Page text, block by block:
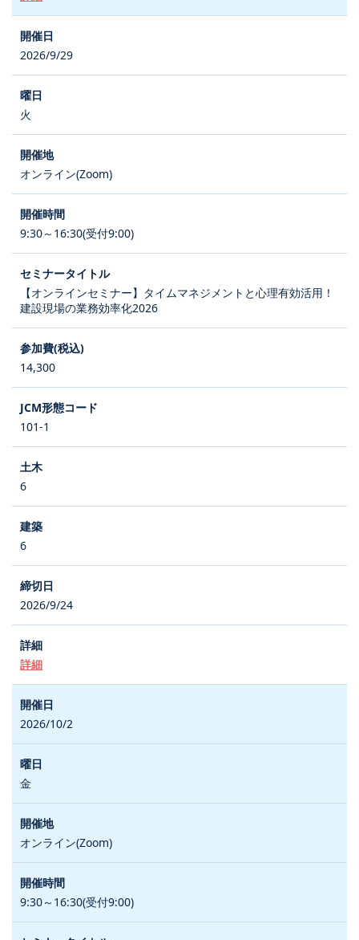
2026/9/29
火
オンライン(Zoom)
9:30～16:30(受付9:00)
【オンラインセミナー】タイムマネジメントと心理有効活用！
建設現場の業務効率化2026
14,300
101-1
6
6
2026/9/24
詳細
2026/10/2
金
オンライン(Zoom)
9:30～16:30(受付9:00)